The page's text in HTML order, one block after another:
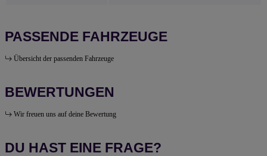
PASSENDE FAHRZEUGE
Übersicht der passenden Fahrzeuge
BEWERTUNGEN
Wir freuen uns auf deine Bewertung
DU HAST EINE FRAGE?